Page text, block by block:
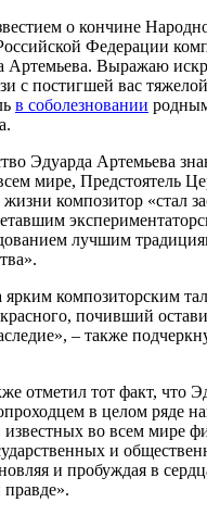
о кончине
Федерации
Артемьева. Выражаю
с постигшей вас
в соболезновании
Эдуарда Артемьева
мире, Предстоятель
композитор «стал
лучшим
композиторским
почивший
– также
отметил тот факт, что
в целом ряде
известных во всем мире
и
и пробуждая в